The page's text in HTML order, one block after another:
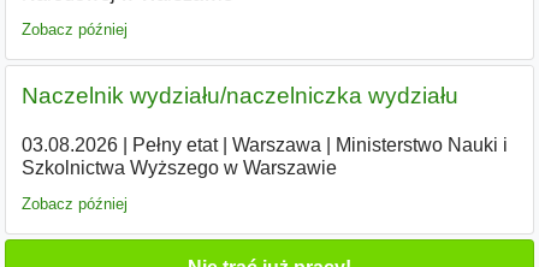
Zobacz później
Naczelnik wydziału/naczelniczka wydziału
03.08.2026| Pełny etat| Warszawa|
Ministerstwo Nauki i
Szkolnictwa Wyższego w Warszawie
Zobacz później